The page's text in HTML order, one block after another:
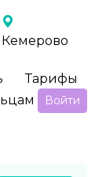
Кемерово
Тарифы
Войти